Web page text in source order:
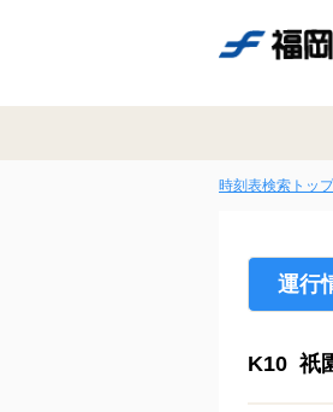
時刻表検索トップ
運行
K10 祇